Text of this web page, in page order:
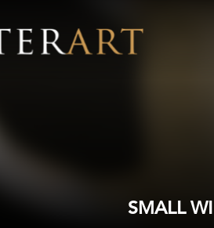
SMALL